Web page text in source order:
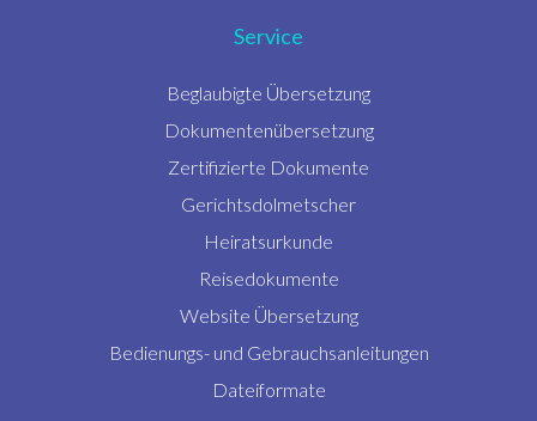
Service
Beglaubigte Übersetzung
Dokumentenübersetzung
Zertifizierte Dokumente
Gerichtsdolmetscher
Heiratsurkunde
Reisedokumente
Website Übersetzung
Bedienungs- und Gebrauchsanleitungen
Dateiformate